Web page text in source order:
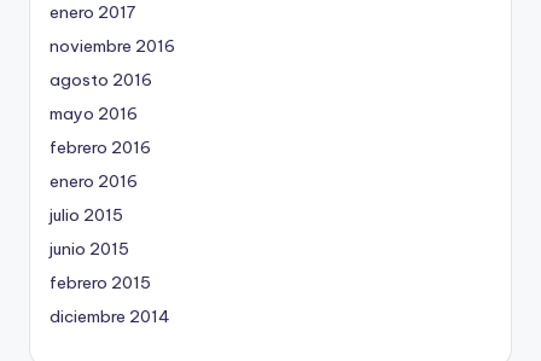
enero 2017
noviembre 2016
agosto 2016
mayo 2016
febrero 2016
enero 2016
julio 2015
junio 2015
febrero 2015
diciembre 2014